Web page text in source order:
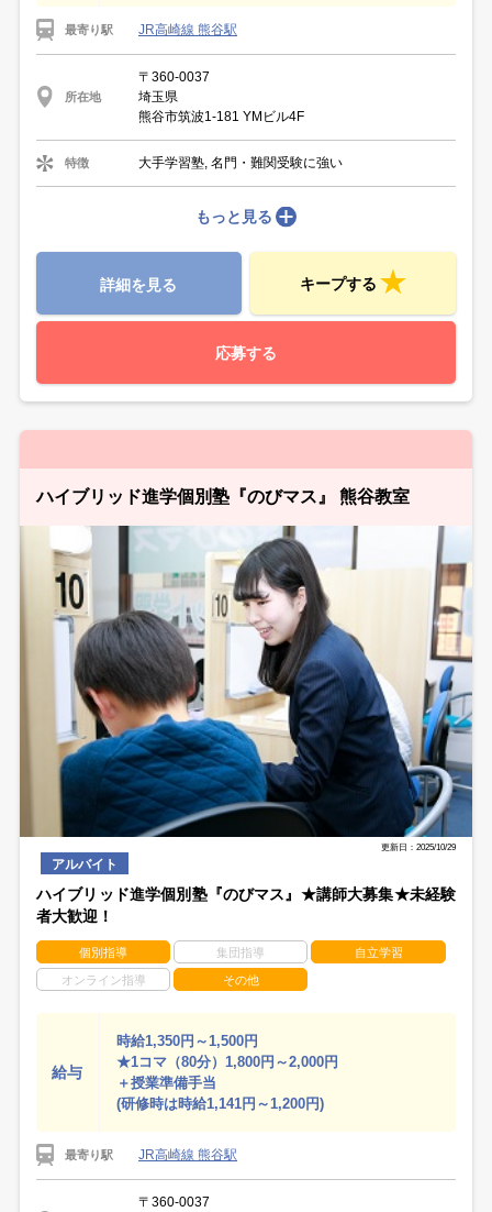
最寄り駅 JR高崎線 熊谷駅
所在地
〒360-0037
埼玉県
熊谷市筑波1-181 YMビル4F
特徴 大手学習塾, 名門・難関受験に強い
もっと見る
詳細を見る キープする
応募する
ハイブリッド進学個別塾『のびマス』 熊谷教室
更新日：2025/10/29
アルバイト
ハイブリッド進学個別塾『のびマス』★講師大募集★未経験
者大歓迎！
個別指導 集団指導 自立学習
オンライン指導 その他
給与
時給1,350円～1,500円
★1コマ（80分）1,800円～2,000円
＋授業準備手当
(研修時は時給1,141円～1,200円)
最寄り駅 JR高崎線 熊谷駅
〒360-0037